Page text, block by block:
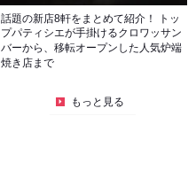
話題の新店8軒をまとめて紹介！ トッ
プパティシエが手掛けるクロワッサン
バーから、移転オープンした人気炉端
焼き店まで
もっと見る